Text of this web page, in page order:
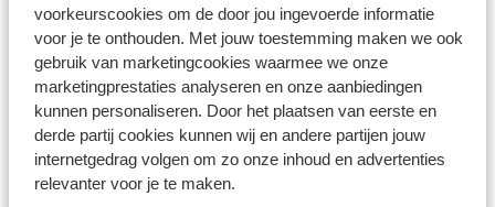
voorkeurscookies om de door jou ingevoerde informatie
voor je te onthouden. Met jouw toestemming maken we ook
gebruik van marketingcookies waarmee we onze
marketingprestaties analyseren en onze aanbiedingen
kunnen personaliseren. Door het plaatsen van eerste en
derde partij cookies kunnen wij en andere partijen jouw
internetgedrag volgen om zo onze inhoud en advertenties
relevanter voor je te maken.
Distance du centre-ville: environ 450 mètres
Distance jusqu'à Barstreet environ 600 mètres
Distance de l'aéroport environ 6 kilomètres
Distance jusqu'à l'arrêt de bus environ 300 mètres
Distance jusqu'au distributeur d'argent environ
300 mètres
Distance aux magasins les plus proches environ
450 mètres